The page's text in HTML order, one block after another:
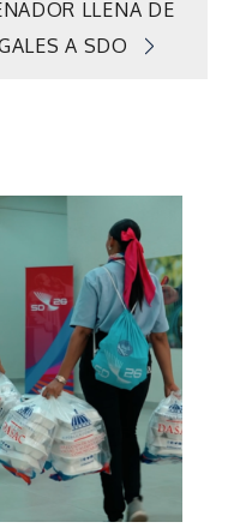
LLENA DE
A SDO